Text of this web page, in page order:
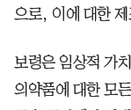
으로, 이에 대한 제
보령은 임상적 가
의약품에 대한 모